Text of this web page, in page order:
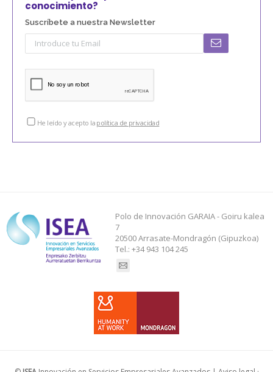
conocimiento?
Suscríbete a nuestra Newsletter
He leído y acepto la política de privacidad
Polo de Innovación GARAIA - Goiru kalea
7
20500 Arrasate-Mondragón (Gipuzkoa)
Tel.: +34 943 104 245
Find us on: